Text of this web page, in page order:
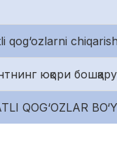
qog‘ozlarni chiqarish
юқори
QOG‘OZLAR